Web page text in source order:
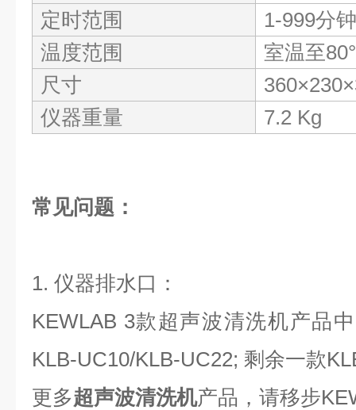
定时范围
1-999分钟
温度范围
室温至
尺寸
仪器重量
7.2 Kg
常见问题：
1. 仪器排水口：
KEWLAB 3款超声波清洗机产品
KLB-UC10/KLB-UC22; 剩余一款
更多超声波清洗机产品，请移步